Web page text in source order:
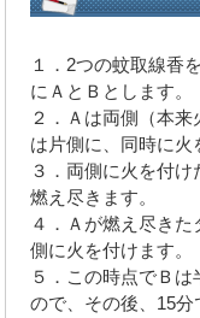
１．2つの蚊取線香
にＡとＢとします。
２．Ａは両側（本
は片側に、同時に火
３．両側に火を付
燃え尽きます。
４．Ａが燃え尽き
側に火を付けます。
５．この時点でＢ
ので、その後、15分